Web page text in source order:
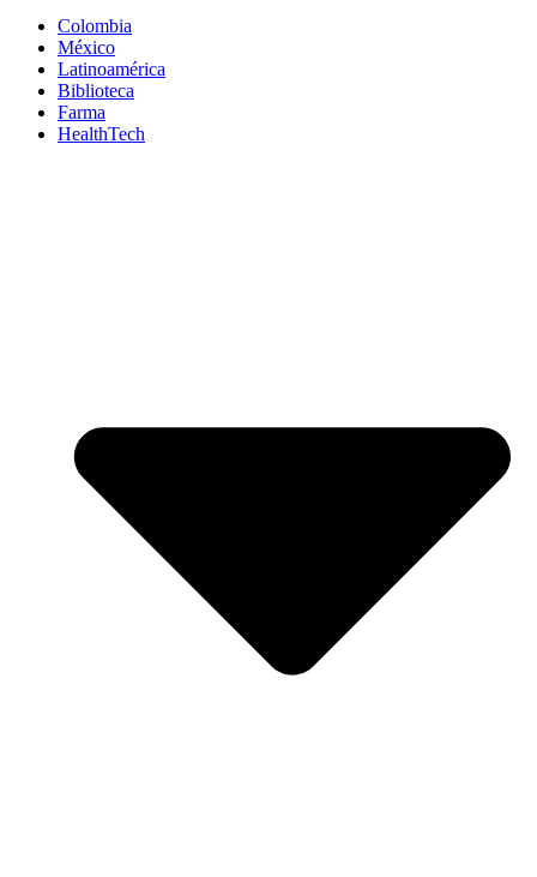
Colombia
México
Latinoamérica
Biblioteca
Farma
HealthTech